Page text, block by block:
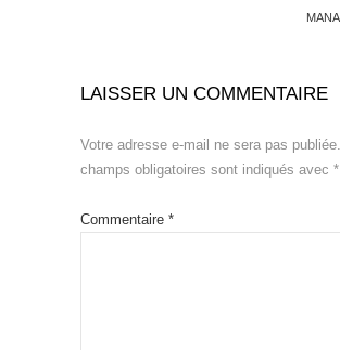
LAISSER UN COMMENTAIRE
Votre adresse e-mail ne sera pas publiée.
champs obligatoires sont indiqués avec *
Commentaire *